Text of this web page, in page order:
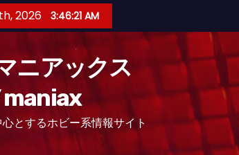
2026 3:46:22 AM
ニアックス
maniax
とするホビー系情報サイト